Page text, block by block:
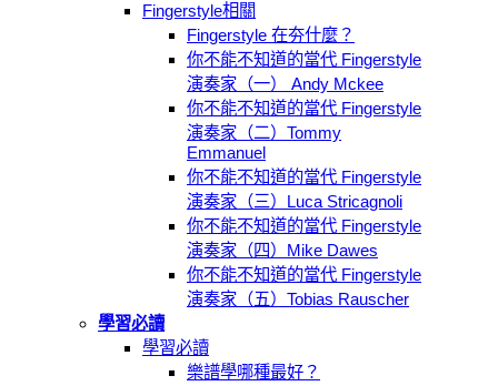
Fingerstyle相關
Fingerstyle 在夯什麼？
你不能不知道的當代 Fingerstyle
演奏家（一） Andy Mckee
你不能不知道的當代 Fingerstyle
演奏家（二）Tommy
Emmanuel
你不能不知道的當代 Fingerstyle
演奏家（三）Luca Stricagnoli
你不能不知道的當代 Fingerstyle
演奏家（四）Mike Dawes
你不能不知道的當代 Fingerstyle
演奏家（五）Tobias Rauscher
學習必讀
學習必讀
樂譜學哪種最好？